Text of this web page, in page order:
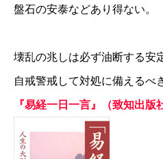
盤石の安泰などあり得ない。
壊乱の兆しは必ず油断する安
自戒警戒して対処に備えるべ
『易経一日一言』（致知出版